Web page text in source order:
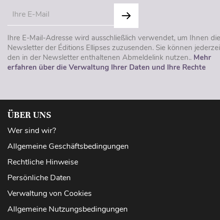
Ihre E-Mail-Adresse wird ausschließlich verwendet, um Ihnen die
Newsletter der Éditions Ellipses zuzusenden. Sie können
den in der Newsletter enthaltenen Abmeldelink nutzen.. Mehr
erfahren über die Verwaltung Ihrer Daten und Ihre Rechte
ÜBER UNS
Wer sind wir?
Allgemeine Geschäftsbedingungen
Rechtliche Hinweise
Persönliche Daten
Verwaltung von Cookies
Allgemeine Nutzungsbedingungen